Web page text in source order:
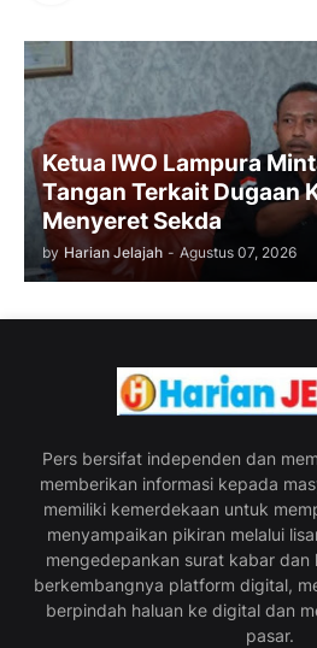
Ketua IWO Lampura
Tangan Terkait Dugaan
Menyeret Sekda
by Harian Jelajah - Agustus 07, 2026
Pers bersifat independen dan
memberikan informasi kepada
memiliki kemerdekaan untuk
menyampaikan pikiran melalui
mengedepankan surat kabar dan
berkembangnya platform digital,
berpindah haluan ke digital dan
pasar.